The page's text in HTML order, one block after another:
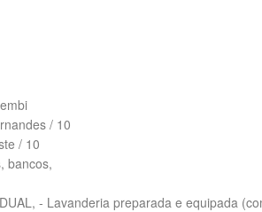
/ 10
/ 10
bancos,
- Lavanderia preparada e equipada